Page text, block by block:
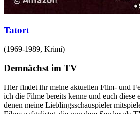
Tatort
(1969-1989, Krimi)
Demnächst im TV
Hier findet ihr meine aktuellen Film- und
ich die Filme bereits kenne und euch diese
denen meine Lieblingsschauspieler